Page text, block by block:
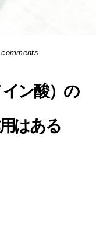
comments
ン酸）の
はある